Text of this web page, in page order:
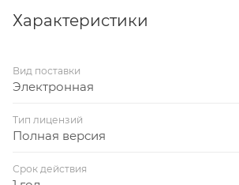
Характеристики
Вид поставки
Электронная
Тип лицензий
Полная версия
Срок действия